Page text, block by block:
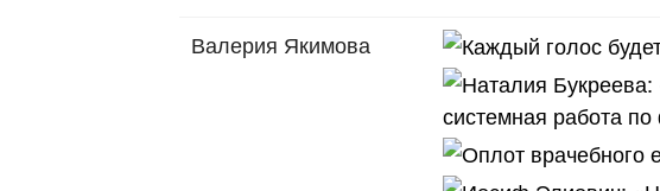
Валерия Якимова